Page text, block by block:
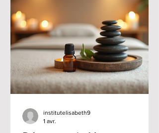
institutelisabeth9
1 avr.